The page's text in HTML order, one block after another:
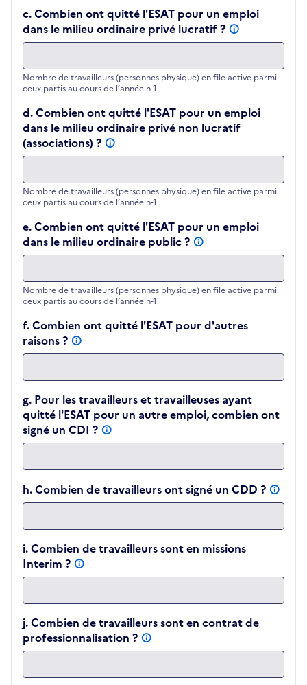
c. Combien ont quitté l'ESAT pour un emploi
dans le milieu ordinaire privé lucratif ?
Nombre de travailleurs (personnes physique) en file active parmi
ceux partis au cours de l’année n-1
d. Combien ont quitté l'ESAT pour un emploi
dans le milieu ordinaire privé non lucratif
(associations) ?
Nombre de travailleurs (personnes physique) en file active parmi
ceux partis au cours de l’année n-1
e. Combien ont quitté l'ESAT pour un emploi
dans le milieu ordinaire public ?
Nombre de travailleurs (personnes physique) en file active parmi
ceux partis au cours de l’année n-1
f. Combien ont quitté l'ESAT pour d'autres
raisons ?
g. Pour les travailleurs et travailleuses ayant
quitté l'ESAT pour un autre emploi, combien ont
signé un CDI ?
h. Combien de travailleurs ont signé un CDD ?
i. Combien de travailleurs sont en missions
Interim ?
j. Combien de travailleurs sont en contrat de
professionnalisation ?